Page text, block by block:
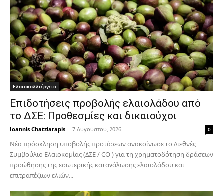
Ελαιοκαλλιέργεια
Επιδοτήσεις προβολής ελαιολάδου από
το ΔΣΕ: Προθεσμίες και δικαιούχοι
Ioannis Chatziarapis - 7 Αυγούστου, 2026 0
Νέα πρόσκληση υποβολής προτάσεων ανακοίνωσε το Διεθνές
Συμβούλιο Ελαιοκομίας (ΔΣΕ / COI) για τη χρηματοδότηση δράσεων
προώθησης της εσωτερικής κατανάλωσης ελαιολάδου και
επιτραπέζιων ελιών...